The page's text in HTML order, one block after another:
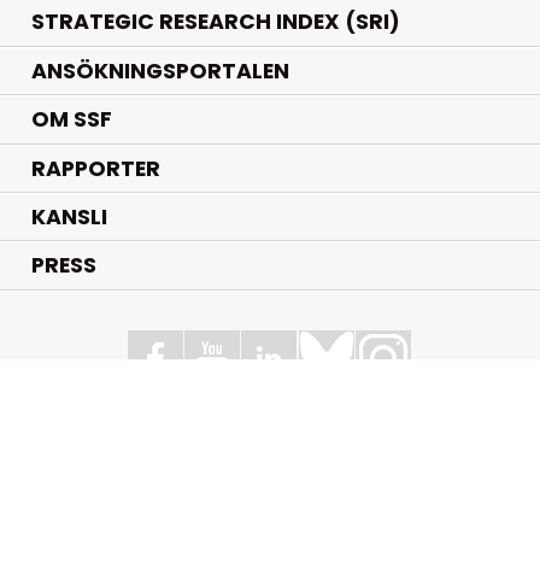
STRATEGIC RESEARCH INDEX (SRI)
ANSÖKNINGSPORTALEN
OM SSF
RAPPORTER
KANSLI
PRESS